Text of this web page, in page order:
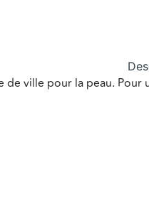
de ville pour la peau.